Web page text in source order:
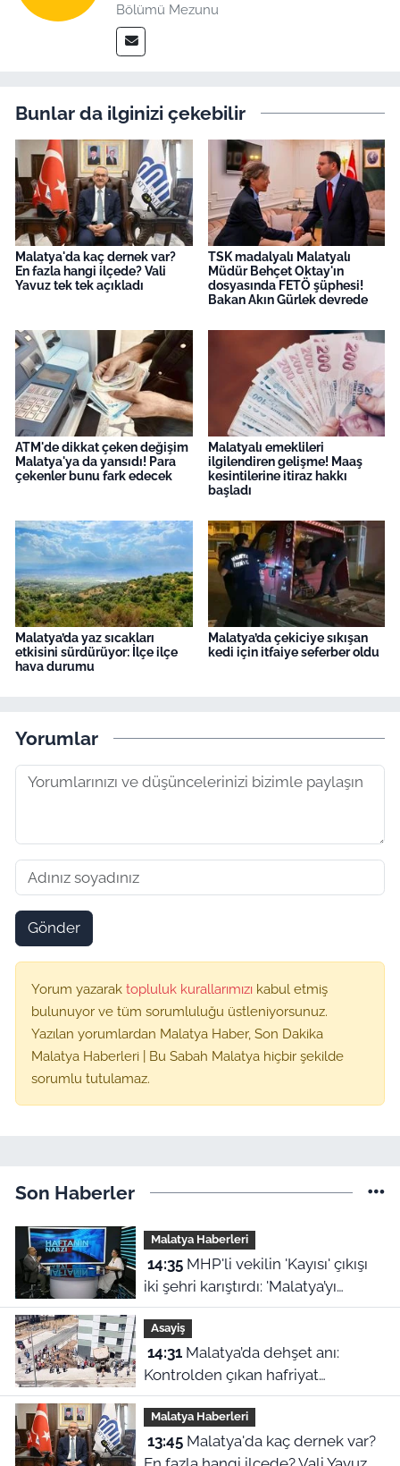
Bölümü Mezunu
Bunlar da ilginizi çekebilir
Malatya'da kaç dernek var?
En fazla hangi ilçede? Vali
Yavuz tek tek açıkladı
TSK madalyalı Malatyalı
Müdür Behçet Oktay'ın
dosyasında FETÖ şüphesi!
Bakan Akın Gürlek devrede
ATM'de dikkat çeken değişim
Malatya'ya da yansıdı! Para
çekenler bunu fark edecek
Malatyalı emeklileri
ilgilendiren gelişme! Maaş
kesintilerine itiraz hakkı
başladı
Malatya’da yaz sıcakları
etkisini sürdürüyor: İlçe ilçe
hava durumu
Malatya’da çekiciye sıkışan
kedi için itfaiye seferber oldu
Yorumlar
Gönder
Yorum yazarak topluluk kurallarımızı kabul etmiş
bulunuyor ve tüm sorumluluğu üstleniyorsunuz.
Yazılan yorumlardan Malatya Haber, Son Dakika
Malatya Haberleri | Bu Sabah Malatya hiçbir şekilde
sorumlu tutulamaz.
Son Haberler
Malatya Haberleri
14:35MHP'li vekilin 'Kayısı' çıkışı
iki şehri karıştırdı: 'Malatya’yı
cinayetle suçlayamazsınız!'
Asayiş
14:31Malatya’da dehşet anı:
Kontrolden çıkan hafriyat
kamyonu evin içine girdi!
Malatya Haberleri
13:45Malatya'da kaç dernek var?